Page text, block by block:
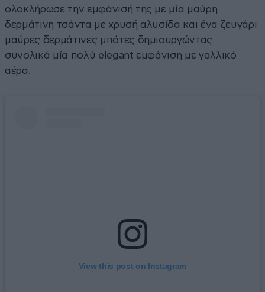
ολοκλήρωσε την εμφάνισή της με μία μαύρη
δερμάτινη τσάντα με χρυσή αλυσίδα και ένα ζευγάρι
μαύρες δερμάτινες μπότες δημιουργώντας
συνολικά μία πολύ elegant εμφάνιση με γαλλικό
αέρα.
View this post on Instagram